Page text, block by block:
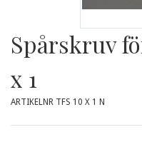
Spårskruv
x 1
ARTIKELNR TFS 10 X 1 N